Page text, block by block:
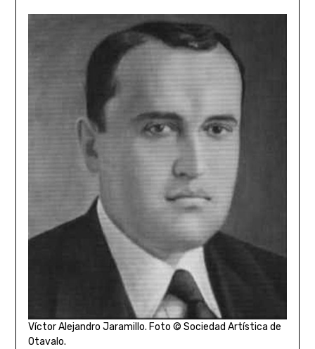
Víctor Alejandro Jaramillo. Foto © Sociedad Artística de
Otavalo.